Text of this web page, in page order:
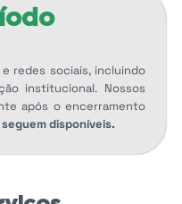
redes sociais, incluindo
institucional. Nossos
após o encerramento
disponíveis.